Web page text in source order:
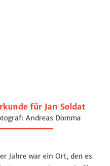
für Jan Soldat
Andreas Domma
Jahre war ein Ort, den es